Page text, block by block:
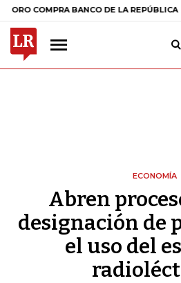
BANCO DE LA REPÚBLICA $
ECONOMÍA
Abren
designación de
el uso del